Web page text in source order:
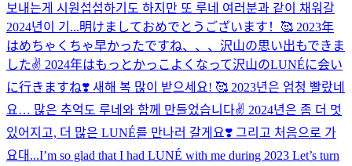
보내는게 시원섭섭하기도 하지만 또 루네 여러분과 같이 채워갈
2024년이 기...明けましておめでとうございます！🥰 2023年
はめちゃくちゃ早かったですね、、、沢山の思い出もできま
した✌️ 2024年はもっとかっこよくなって沢山のLUNÉに会い
に行きますね❣️ 새해 복 많이 받으세요! 🥰 2023년은 엄청 빨랐네
요… 많은 추억도 루네와 함께 만들었습니다✌️ 2024년은 좀 더 멋
있어지고, 더 많은 LUNÉ를 만나러 갈게요❣️ 그리고 처음으로 가
요대...I’m so glad that I had LUNÉ with me during 2023 Let’s turn